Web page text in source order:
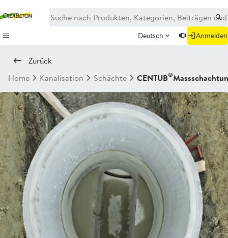
Deutsch Anmelden
Zurück
Home
Kanalisation Schächte CENTUB®